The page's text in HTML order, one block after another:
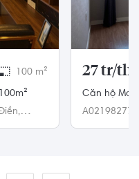
100 m² 27 tr/
Căn
A02198277